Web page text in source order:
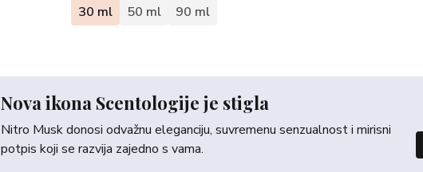
30 ml 50 ml 90 ml
Nova ikona Scentologije je stigla
Nitro Musk donosi odvažnu eleganciju, suvremenu senzualnost i mirisni
potpis koji se razvija zajedno s vama.